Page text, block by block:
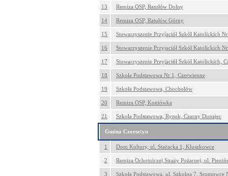
13 Remiza OSP, Ratułów Dolny
14 Remiza OSP, Ratułów Górny
15 Stowarzyszenie Przyjaciół Szkół Katolickich
16 Stowarzyszenie Przyjaciół Szkół Katolickich
17 Stowarzyszenie Przyjaciół Szkół Katolickich,
18 Szkoła Podstawowa Nr 1, Czerwienne
19 Szkoła Podstawowa, Chochołów
20 Remiza OSP, Koniówka
21 Szkoła Podstawowa, Rynek, Czarny Dunajec
Gmina Czorsztyn
1 Dom Kultury, ul. Stażacka 1, Kluszkowce
2 Remiza Ochotniczej Straży Pożarnej, ul.
3 Szkoła Podstawowa, ul. Szkolna 7, Sromowce